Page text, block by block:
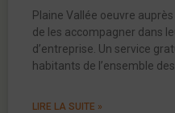
Plaine Vallée oeuvre
de les accompagner dans
d’entreprise. Un service
habitants de l’ensemble
LIRE LA SUITE »